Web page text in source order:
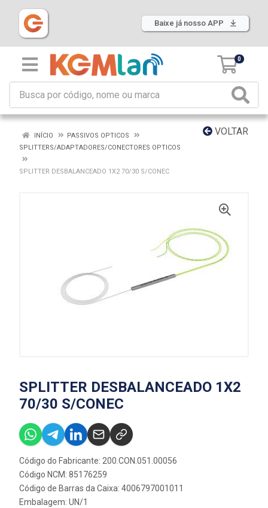
Baixe já nosso APP
0
VOLTAR
INÍCIO
PASSIVOS OPTICOS
SPLITTERS/ADAPTADORES/CONECTORES OPTICOS
SPLITTER DESBALANCEADO 1X2 70/30 S/CONEC
SPLITTER DESBALANCEADO 1X2
70/30 S/CONEC
Código do Fabricante: 200.CON.051.00056
Código NCM: 85176259
Código de Barras da Caixa: 4006797001011
Embalagem: UN/1